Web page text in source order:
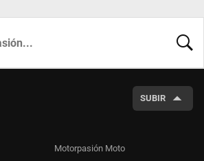
SUBIR
Motorpasión Moto